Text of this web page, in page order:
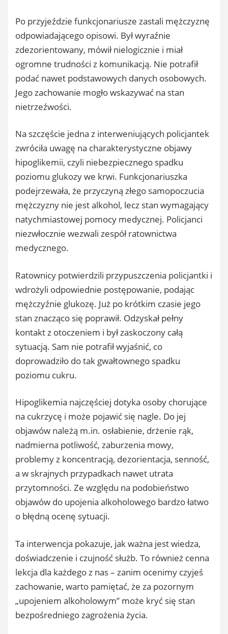
Po przyjeździe funkcjonariusze zastali mężczyznę
odpowiadającego opisowi. Był wyraźnie
zdezorientowany, mówił nielogicznie i miał
ogromne trudności z komunikacją. Nie potrafił
podać nawet podstawowych danych osobowych.
Jego zachowanie mogło wskazywać na stan
nietrzeźwości.
Na szczęście jedna z interweniujących policjantek
zwróciła uwagę na charakterystyczne objawy
hipoglikemii, czyli niebezpiecznego spadku
poziomu glukozy we krwi. Funkcjonariuszka
podejrzewała, że przyczyną złego samopoczucia
mężczyzny nie jest alkohol, lecz stan wymagający
natychmiastowej pomocy medycznej. Policjanci
niezwłocznie wezwali zespół ratownictwa
medycznego.
Ratownicy potwierdzili przypuszczenia policjantki i
wdrożyli odpowiednie postępowanie, podając
mężczyźnie glukozę. Już po krótkim czasie jego
stan znacząco się poprawił. Odzyskał pełny
kontakt z otoczeniem i był zaskoczony całą
sytuacją. Sam nie potrafił wyjaśnić, co
doprowadziło do tak gwałtownego spadku
poziomu cukru.
Hipoglikemia najczęściej dotyka osoby chorujące
na cukrzycę i może pojawić się nagle. Do jej
objawów należą m.in. osłabienie, drżenie rąk,
nadmierna potliwość, zaburzenia mowy,
problemy z koncentracją, dezorientacja, senność,
a w skrajnych przypadkach nawet utrata
przytomności. Ze względu na podobieństwo
objawów do upojenia alkoholowego bardzo łatwo
o błędną ocenę sytuacji.
Ta interwencja pokazuje, jak ważna jest wiedza,
doświadczenie i czujność służb. To również cenna
lekcja dla każdego z nas – zanim ocenimy czyjeś
zachowanie, warto pamiętać, że za pozornym
„upojeniem alkoholowym” może kryć się stan
bezpośredniego zagrożenia życia.